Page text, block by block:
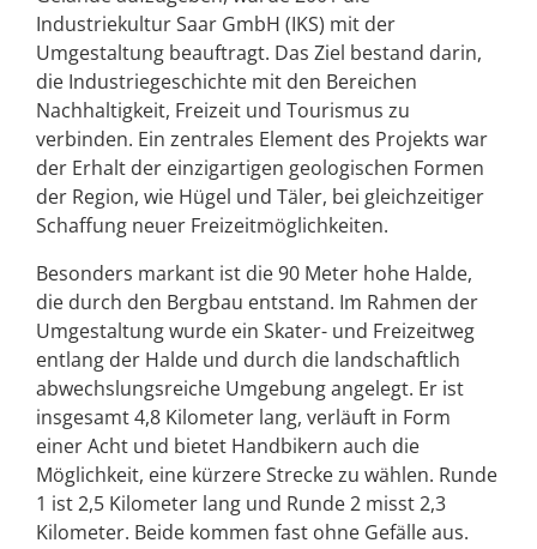
Industriekultur Saar GmbH (IKS) mit der
Umgestaltung beauftragt. Das Ziel bestand darin,
die Industriegeschichte mit den Bereichen
Nachhaltigkeit, Freizeit und Tourismus zu
verbinden. Ein zentrales Element des Projekts war
der Erhalt der einzigartigen geologischen Formen
der Region, wie Hügel und Täler, bei gleichzeitiger
Schaffung neuer Freizeitmöglichkeiten.
Besonders markant ist die 90 Meter hohe Halde,
die durch den Bergbau entstand. Im Rahmen der
Umgestaltung wurde ein Skater- und Freizeitweg
entlang der Halde und durch die landschaftlich
abwechslungsreiche Umgebung angelegt. Er ist
insgesamt 4,8 Kilometer lang, verläuft in Form
einer Acht und bietet Handbikern auch die
Möglichkeit, eine kürzere Strecke zu wählen. Runde
1 ist 2,5 Kilometer lang und Runde 2 misst 2,3
Kilometer. Beide kommen fast ohne Gefälle aus.